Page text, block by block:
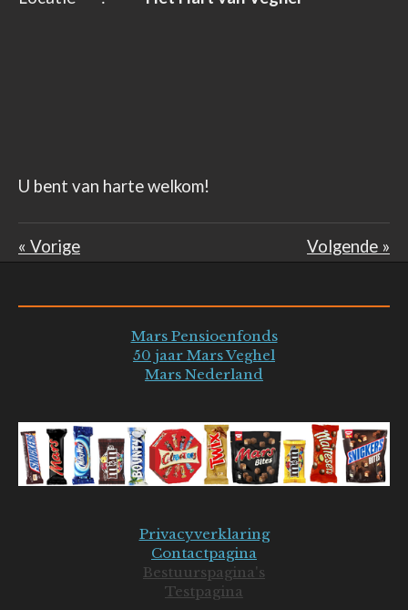
U bent van harte welkom!
« Vorige Volgende »
Mars Pensioenfonds
50 jaar Mars Veghel
Mars Nederland
Privacyverklaring
Contactpagina
Bestuurspagina's
Testpagina